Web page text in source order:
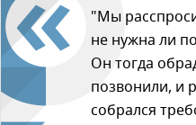
"Мы
не нужна ли
Он тогда
позвонили, и
собрался